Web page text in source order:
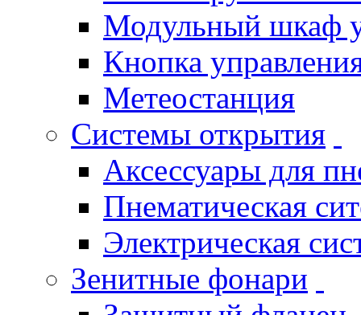
Модульный шкаф
Кнопка
Метеостанция
Системы открытия
Аксессуары для
Пнематическая
Электрическая
Зенитные фонари